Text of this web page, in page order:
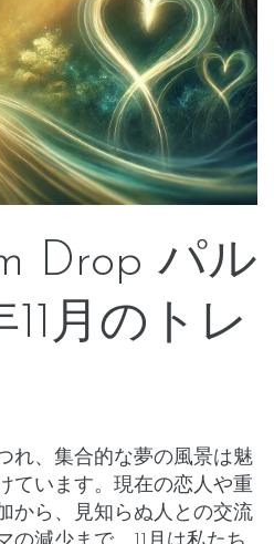
Drop パル
月のトレ
れ、集合的な夢の風景は魅
ています。現在の恋人や重
から、見知らぬ人との交流